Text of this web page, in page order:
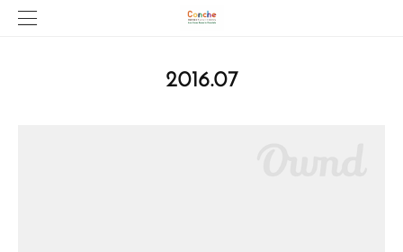
2016.07